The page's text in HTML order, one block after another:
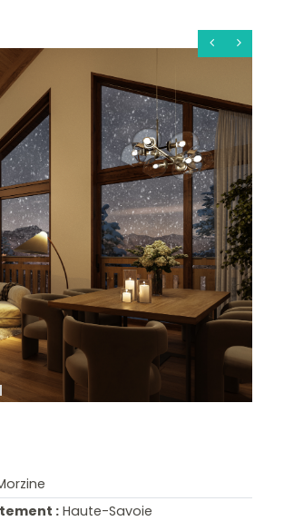
: Haute-Savoie